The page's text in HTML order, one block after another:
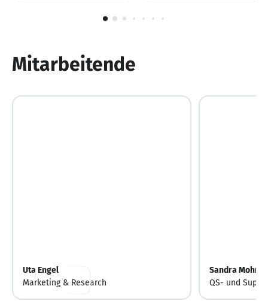
1
Mitarbeitende
Uta Engel
Marketing & Research
Sandra Mohr
QS- und